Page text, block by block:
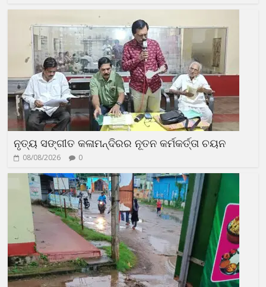
ନୃତ୍ୟ ସଙ୍ଗୀତ କଳାମନ୍ଦିରର ନୂତନ କର୍ମକର୍ତ୍ତା ଚୟନ
08/08/2026 0